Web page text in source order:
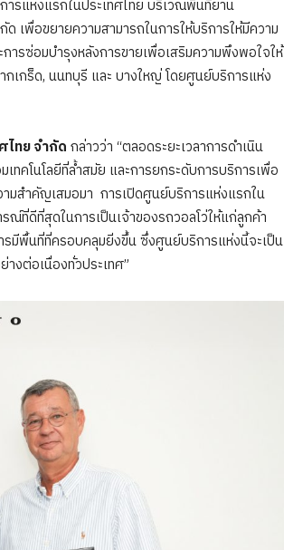
รแห่งแรกในประเทศไทย บริเวณพื้นที่ย่าน
เพื่อขยายความสามารถในการให้บริการให้มีความ
รซ่อมบำรุงหลังการขายเพื่อเสริมความพึงพอใจให้
เกร็ด, นนทบุรี และ บางใหญ่ โดยศูนย์บริการแห่ง
ไทยจำกัด กล่าวว่า “ตลอดระยะเวลาการดำเนิน
คโนโลยีที่ล้ำสมัย และการยกระดับการบริการเพื่อ
มสำคัญเสมอมา การเปิดศูนย์บริการแห่งแรกใน
ที่ดีที่สุดในการเป็นเจ้าของรถวอลโว่ให้แก่ลูกค้า
รมีพื้นที่ที่ครอบคลุมยิ่งขึ้น ซึ่งศูนย์บริการแห่งนี้จะเป็น
งต่อเนื่องทั่วประเทศ”